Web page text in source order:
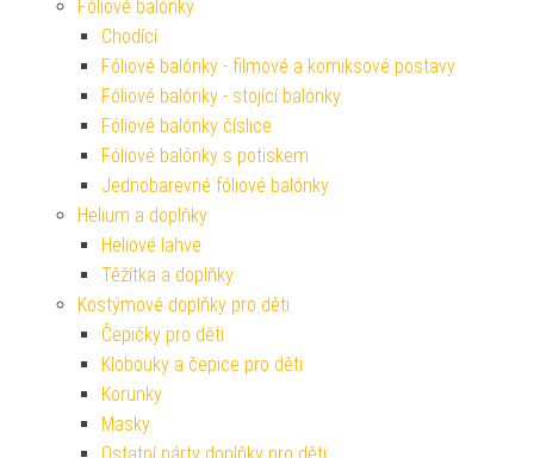
Fóliové balónky
Chodící
Fóliové balónky - filmové a komiksové postavy
Fóliové balónky - stojící balónky
Fóliové balónky číslice
Fóliové balónky s potiskem
Jednobarevné fóliové balónky
Helium a doplňky
Heliové lahve
Těžítka a doplňky
Kostýmové doplňky pro děti
Čepičky pro děti
Klobouky a čepice pro děti
Korunky
Masky
Ostatní párty doplňky pro děti